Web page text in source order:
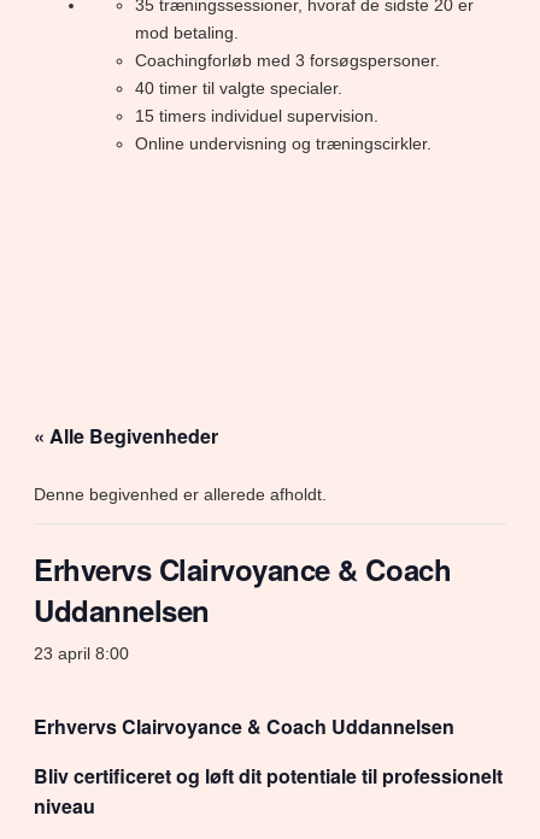
35 træningssessioner, hvoraf de sidste 20 er
mod betaling.
Coachingforløb med 3 forsøgspersoner.
40 timer til valgte specialer.
15 timers individuel supervision.
Online undervisning og træningscirkler.
« Alle Begivenheder
Denne begivenhed er allerede afholdt.
Erhvervs Clairvoyance & Coach
Uddannelsen
23 april 8:00
Erhvervs Clairvoyance & Coach Uddannelsen
Bliv certificeret og løft dit potentiale til professionelt
niveau